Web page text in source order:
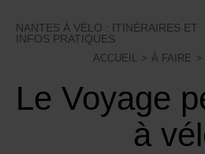
content
NANTES À VÉLO : ITINÉRAIRES ET
INFOS PRATIQUES
ACCUEIL À FAIRE
Le Voyage
à